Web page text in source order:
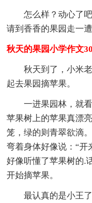
怎么样？动心了
请到香香的果园走一遭
秋天的果园小学作文
秋天到了，小米
起去果园摘苹果。
一进果园林，就
苹果树上的苹果真漂
笼，绿的则青翠欲滴
弯着身体好像说：“开
好像听懂了苹果树的.
开始摘苹果。
最认真的是小王